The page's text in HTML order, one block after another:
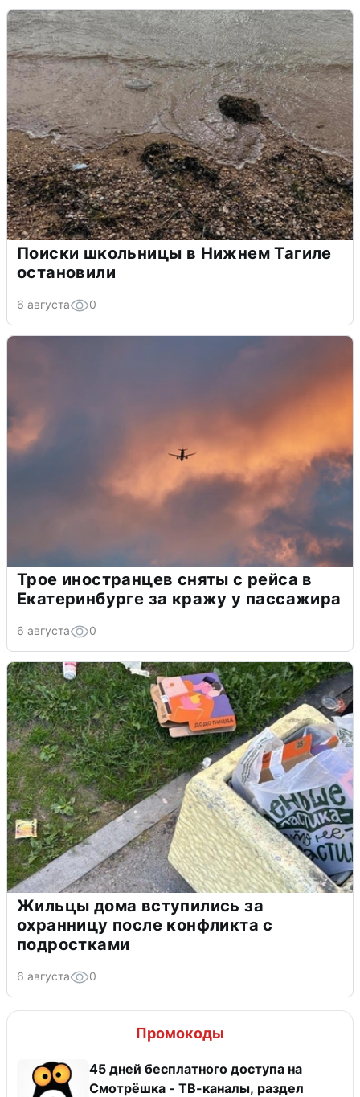
Поиски школьницы в Нижнем Тагиле
остановили
6 августа 0
Трое иностранцев сняты с рейса в
Екатеринбурге за кражу у пассажира
6 августа 0
Жильцы дома вступились за
охранницу после конфликта с
подростками
6 августа 0
Промокоды
45 дней бесплатного доступа на
Смотрёшка - ТВ-каналы, раздел